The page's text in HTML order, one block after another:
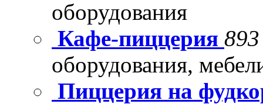
оборудования
Кафе-пиццерия
оборудования,
Пиццерия на